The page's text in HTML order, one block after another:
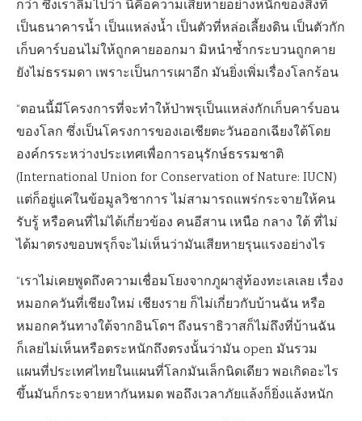
กว่า ซึ่งเราลืมไปว่า นี่คือความเสียหายอย่างหนักของสิ่งที่
เป็นธนาคารน้ำ เป็นแหล่งน้ำ เป็นตัวที่หล่อเลี้ยงดิน เป็นตัวกัก
เก็บคาร์บอนไม่ให้ถูกคายออกมา มิหนำซ้ำกระบวนถูกคาย
ยังไม่ธรรมดา เพราะเป็นการเผาอีก มันยิ่งเพิ่มเรื่องโลกร้อน
“ตอนนี้มีโครงการที่จะทำให้ป่าพรุเป็นแหล่งกักเก็บคาร์บอน
ของโลก ซึ่งเป็นโครงการของเอเชียตะวันออกเฉียงใต้โดย
องค์กรระหว่างประเทศเพื่อการอนุรักษ์ธรรมชาติ
(International Union for Conservation of Nature: IUCN)
แต่ก็อยู่แค่ในข้อมูลวิชาการ ไม่สามารถแพร่กระจายให้คน
รับรู้ หรือคนที่ไม่ได้เกี่ยวข้อง คนอีสาน เหนือ กลาง ใต้ ที่ไม่
ได้มาตรงขอบพรุก็จะไม่เห็นว่ามันเสียหายรุนแรงอย่างไร
“เราไม่เคยพูดถึงความเชื่อมโยงจากภูผาสู่ท้องทะเลเลย เรื่อง
หมอกควันที่เชียงใหม่ เชียงราย ก็ไม่เกี่ยวกับบ้านฉัน หรือ
หมอกควันทางใต้จากอินโดฯ ถึงนราธิวาสก็ไม่ถึงที่บ้านฉัน
ก็เลยไม่เห็นหรือตระหนักถึงตรงนั้นว่ามัน open มันรวม
แผนที่ประเทศไทยในแผนที่โลกมันเล็กนิดเดียว พอเกิดอะไร
ขึ้นมันก็กระจายหากันหมด พอถึงเวลาภัยแล้งก็ยิ่งแล้งหนัก